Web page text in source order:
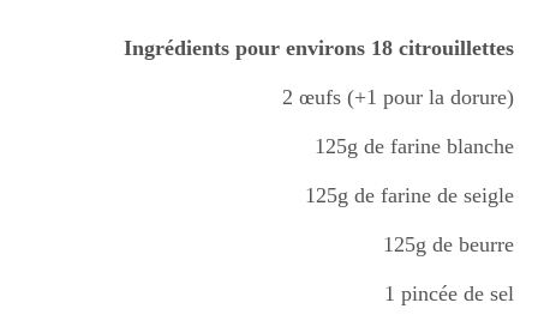
Ingrédients pour environs 18 citrouillettes
2 œufs (+1 pour la dorure)
125g de farine blanche
125g de farine de seigle
125g de beurre
1 pincée de sel